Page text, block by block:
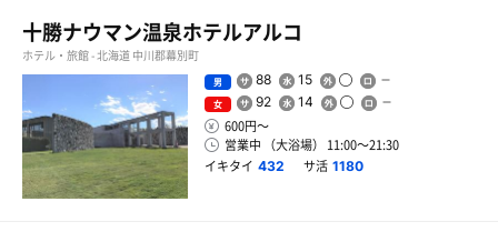
十勝ナウマン温泉ホテルアルコ
ホテル・旅館 - 北海道 中川郡幕別町
男 88 15
女 92 14
600円〜
営業中 （大浴場） 11:00〜21:30
イキタイ 432 サ活 1180